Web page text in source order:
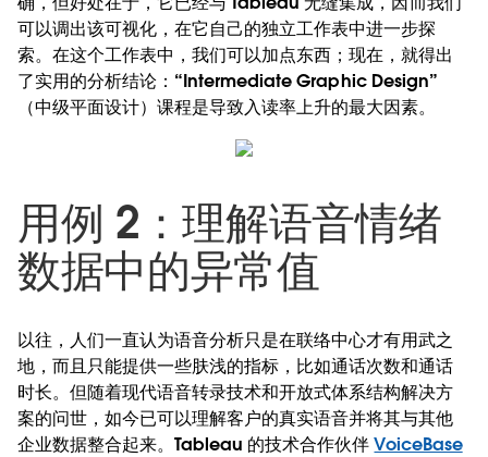
可以调出该可视化，在它自己的独立工作表中进一步探
索。在这个工作表中，我们可以加点东西；现在，就得出
了实用的分析结论：“Intermediate Graphic Design”
（中级平面设计）课程是导致入读率上升的最大因素。
用例 2：理解语音情绪
数据中的异常值
以往，人们一直认为语音分析只是在联络中心才有用武之
地，而且只能提供一些肤浅的指标，比如通话次数和通话
时长。但随着现代语音转录技术和开放式体系结构解决方
案的问世，如今已可以理解客户的真实语音并将其与其他
企业数据整合起来。Tableau 的技术合作伙伴VoiceBase